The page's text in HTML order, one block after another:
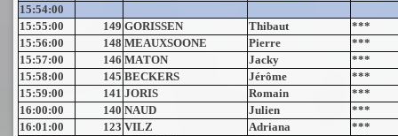
15:54:00
15:55:00
149 GORISSEN Thibaut
***
15:56:00
148 MEAUXSOONE Pierre
***
15:57:00
146 MATON Jacky
***
15:58:00
145 BECKERS Jérôme
***
15:59:00
141 JORIS Romain
***
16:00:00
140 NAUD Julien
***
16:01:00
123 VILZ Adriana
***